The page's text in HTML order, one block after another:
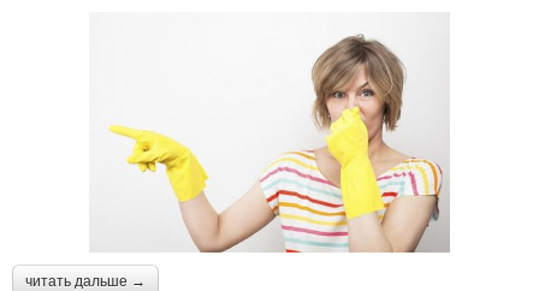
читать дальше →